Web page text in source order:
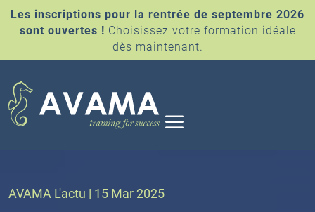
Les inscriptions pour la rentrée de septembre 2026
sont ouvertes ! Choisissez votre formation idéale
dès maintenant.
a
AVAMA L'actu | 15 Mar 2025